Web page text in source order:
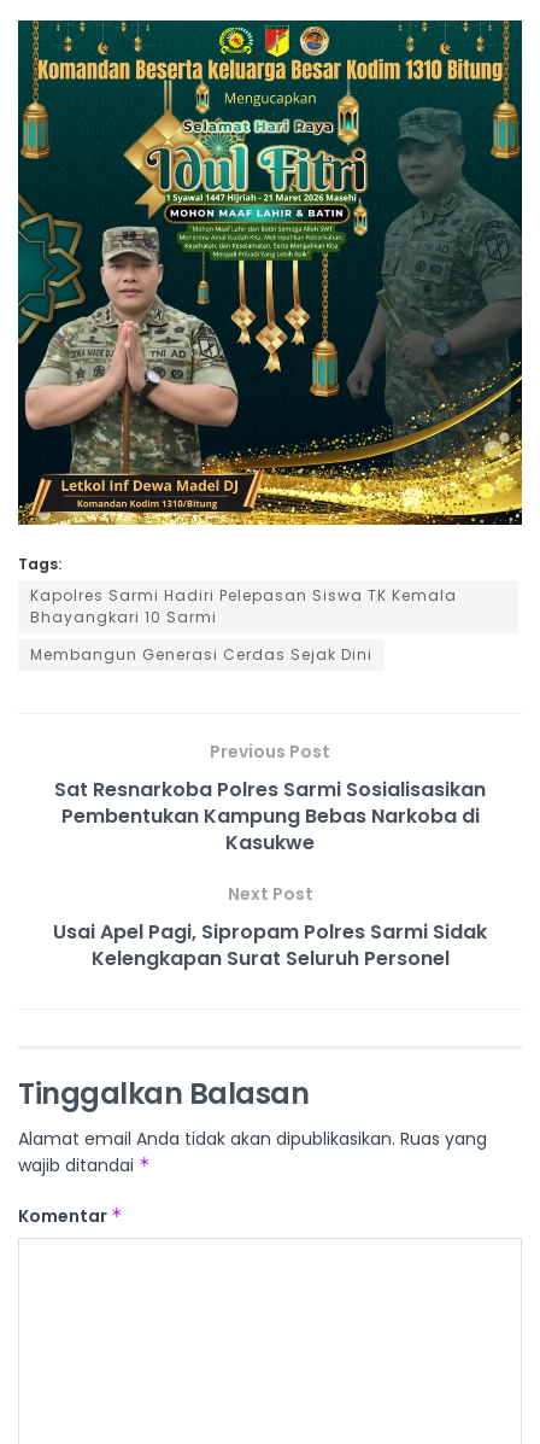
Tags:
Kapolres Sarmi Hadiri Pelepasan Siswa TK Kemala
Bhayangkari 10 Sarmi
Membangun Generasi Cerdas Sejak Dini
Previous Post
Sat Resnarkoba Polres Sarmi Sosialisasikan
Pembentukan Kampung Bebas Narkoba di
Kasukwe
Next Post
Usai Apel Pagi, Sipropam Polres Sarmi Sidak
Kelengkapan Surat Seluruh Personel
Tinggalkan Balasan
Alamat email Anda tidak akan dipublikasikan. Ruas yang
wajib ditandai *
Komentar *